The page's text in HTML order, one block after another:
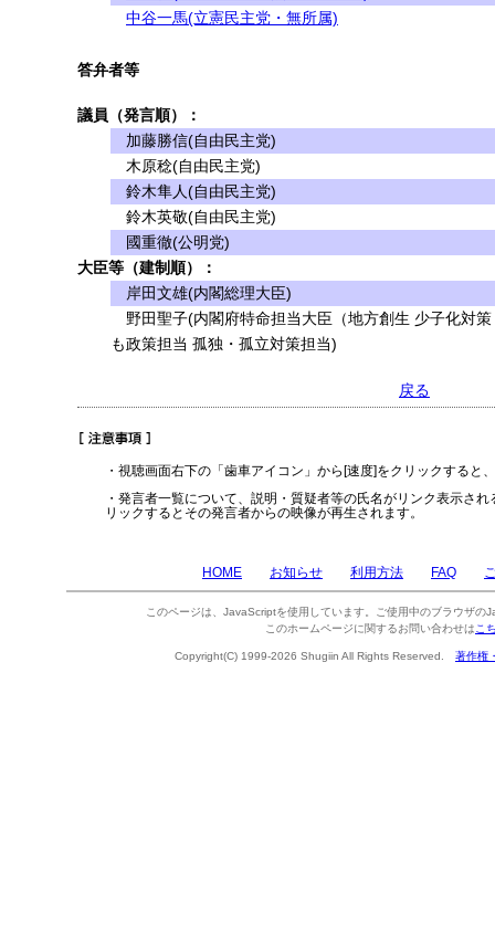
中谷一馬(立憲民主党・無所属)
答弁者等
議員（発言順）：
加藤勝信(自由民主党)
木原稔(自由民主党)
鈴木隼人(自由民主党)
鈴木英敬(自由民主党)
國重徹(公明党)
大臣等（建制順）：
岸田文雄(内閣総理大臣)
野田聖子(内閣府特命担当大臣（地方創生 少子化対
も政策担当 孤独・孤立対策担当)
戻る
・視聴画面右下の「歯車アイコン」から[速度]をクリックすると
・発言者一覧について、説明・質疑者等の氏名がリンク表示さ
リックするとその発言者からの映像が再生されます。
HOME お知らせ 利用方法 FAQ
このページは、JavaScriptを使用しています。ご使用中のブラウザの
このホームページに関するお問い合わせは こ
Copyright(C) 1999-2026 Shugiin All Rights Reserved. 著作権